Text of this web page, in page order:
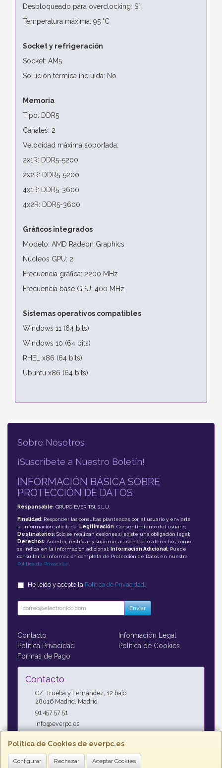
Desbloqueado para overclocking: Sí
Temperatura máxima: 95 °C
Socket y refrigeración
Socket: AM5
Solución térmica incluida: No
Memoria
Tipo: DDR5
Canales: 2
Velocidad máxima soportada:
2x1R: DDR5-5200
2x2R: DDR5-5200
4x1R: DDR5-3600
4x2R: DDR5-3600
Gráficos integrados
Modelo: AMD Radeon Graphics
Núcleos GPU: 2
Frecuencia gráfica: 2200 MHz
Frecuencia base GPU: 400 MHz
Sistemas operativos compatibles
Windows 11 (64 bits)
Windows 10 (64 bits)
RHEL x86 (64 bits)
Ubuntu x86 (64 bits)
Política de Cookies de everpc.es
Configurar Rechazar Aceptar Cookies
Sobre Nosotros
¡Suscríbete a Nuestro Boletín!
INFORMACIÓN BÁSICA SOBRE
PROTECCIÓN DE DATOS
Responsable: GRUPO EVER TSI, S.L.U.
Finalidad: Responder las consultas planteadas por el usuario y enviarle
la información solicitada; Legitimación: Consentimiento del usuario;
Destinatarios: Solo se realizan cesiones si existe una obligación legal;
Derechos: Acceder, rectificar y suprimir, así como otros derechos, como
se indica en la información adicional;
Información Adicional: Puede
consultar la información completa de Protección de Datos en nuestra
Política de Privacidad
He leído y acepto la Política de Privacidad
Enviar
Contacto
Información Legal
Política Privacidad
Política de Cookies
Formas de Pago
Contacto
C/. Trueba y Fernandez, 12 bajo
28016 Madrid Madrid
91 457 57 51
info@everpc.es
Horario